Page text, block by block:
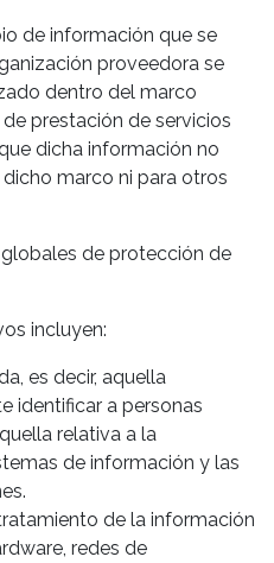
de información que se
proveedora se
dentro del marco
prestación de servicios
dicha información no
marco ni para otros
de protección de
incluyen:
es decir, aquella
identificar a personas
relativa a la
de información y las
de la información
redes de